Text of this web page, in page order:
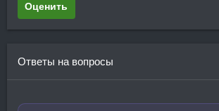
Оценить
Ответы на вопросы